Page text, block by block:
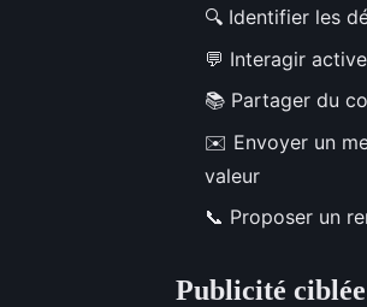
🔍 Identifier les
💬 Interagir
📚 Partager du
✉️ Envoyer un
valeur
📞 Proposer un
Publicité